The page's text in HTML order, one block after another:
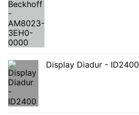
Display Diadur - ID2400